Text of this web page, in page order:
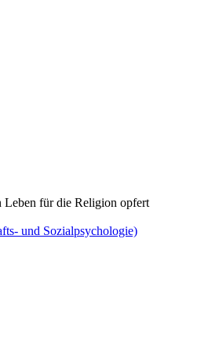
Leben für die Religion opfert
und Sozialpsychologie)